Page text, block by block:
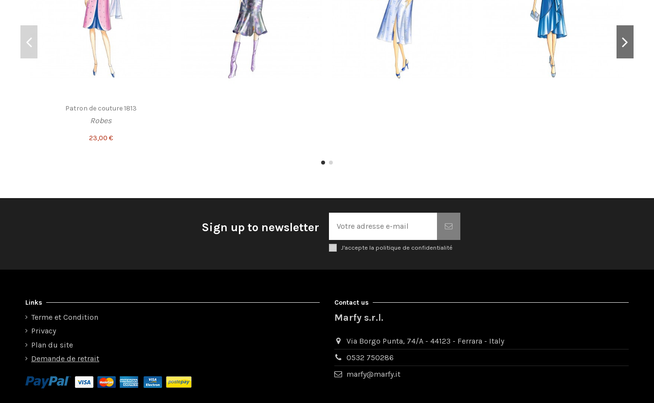
Patron de couture 1813
Robes
23,00 €
Sign up to newsletter
J'accepte la politique de confidentialité
Links
Terme et Condition
Privacy
Plan du site
Demande de retrait
Contact us
Marfy s.r.l.
Via Borgo Punta, 74/A - 44123 - Ferrara - Italy
0532 750286
marfy@marfy.it